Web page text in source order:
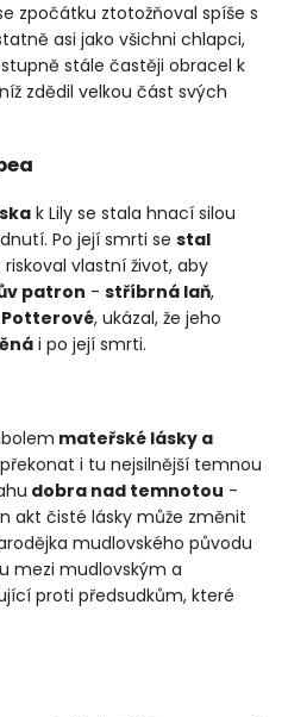
zpočátku ztotožňoval spíše s
asi jako všichni chlapci,
stále častěji obracel k
zdědil velkou část svých
k Lily se stala hnací silou
Po její smrti se stal
riskoval vlastní život, aby
patron - stříbrná laň,
Potterové, ukázal, že jeho
i po její smrti.
mateřské lásky a
i tu nejsilnější temnou
dobra nad temnotou -
akt čisté lásky může změnit
mudlovského původu
mezi mudlovským a
proti předsudkům, které